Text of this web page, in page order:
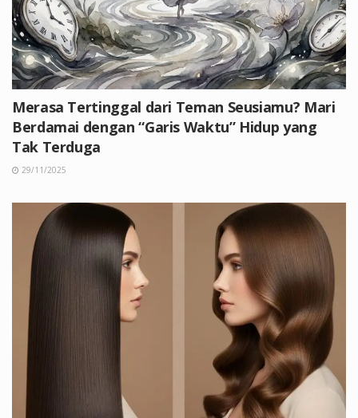
Merasa Tertinggal dari Teman Seusiamu? Mari
Berdamai dengan “Garis Waktu” Hidup yang
Tak Terduga
29/11/2025